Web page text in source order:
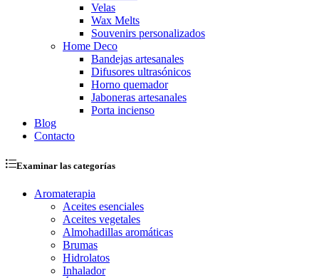
Velas
Wax Melts
Souvenirs personalizados
Home Deco
Bandejas artesanales
Difusores ultrasónicos
Horno quemador
Jaboneras artesanales
Porta incienso
Blog
Contacto
Examinar las categorías
Aromaterapia
Aceites esenciales
Aceites vegetales
Almohadillas aromáticas
Brumas
Hidrolatos
Inhalador